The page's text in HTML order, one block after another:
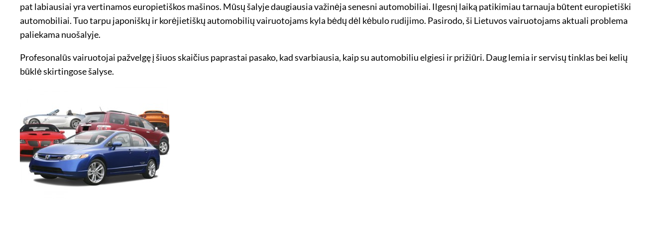
pat labiausiai yra vertinamos europietiškos mašinos. Mūsų šalyje daugiausia važinėja senesni automobiliai. Ilgesnį laiką patikimiau tarnauja būtent europietiški
automobiliai. Tuo tarpu japoniškų ir korėjietiškų automobilių vairuotojams kyla bėdų dėl kėbulo rudijimo. Pasirodo, ši Lietuvos vairuotojams aktuali problema
paliekama nuošalyje.
Profesonalūs vairuotojai pažvelgę į šiuos skaičius paprastai pasako, kad svarbiausia, kaip su automobiliu elgiesi ir prižiūri. Daug lemia ir servisų tinklas bei kelių
būklė skirtingose šalyse.